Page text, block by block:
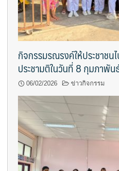
กิจกรรมรณรงค์ให้ประชาชน
ประชามติในวันที่ 8 กุมภาพั
06/02/2026 ข่าวกิจกรรม